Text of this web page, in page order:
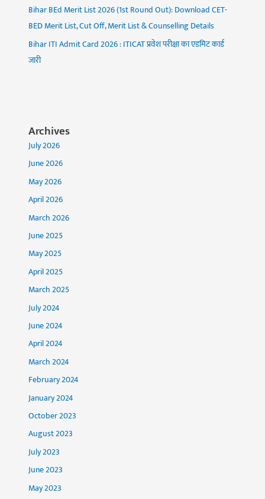
Bihar BEd Merit List 2026 (1st Round Out): Download CET-
BED Merit List, Cut Off, Merit List & Counselling Details
Bihar ITI Admit Card 2026 : ITICAT प्रवेश परीक्षा का एडमिट कार्ड
जारी
Archives
July 2026
June 2026
May 2026
April 2026
March 2026
June 2025
May 2025
April 2025
March 2025
July 2024
June 2024
April 2024
March 2024
February 2024
January 2024
October 2023
August 2023
July 2023
June 2023
May 2023